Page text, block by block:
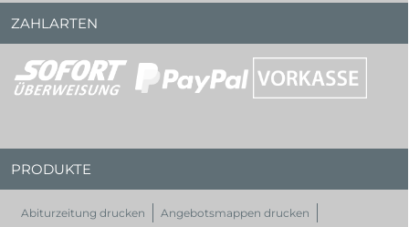
ZAHLARTEN
PRODUKTE
Abiturzeitung drucken
Angebotsmappen drucken